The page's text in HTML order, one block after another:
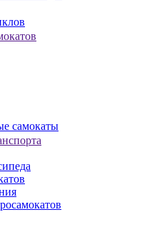
самокаты